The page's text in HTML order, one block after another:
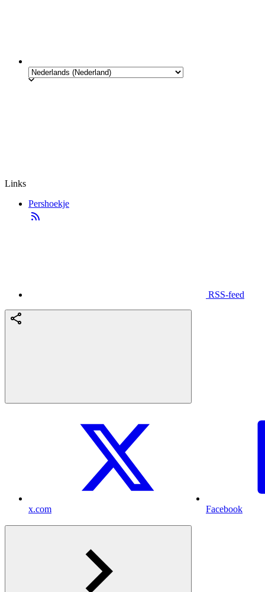
Links
Pershoekje
RSS-feed
x.com Facebook